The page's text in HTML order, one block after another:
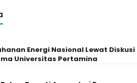
Energi Nasional Lewat Diskusi
Universitas Pertamina